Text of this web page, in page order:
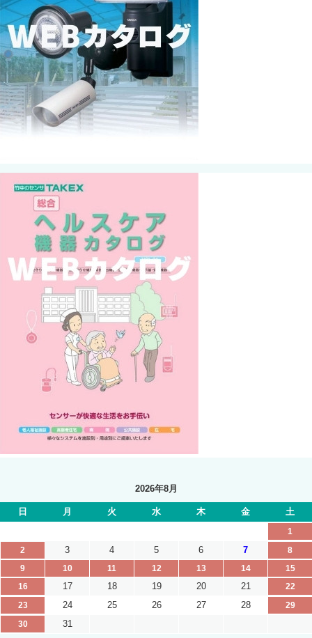
2026年8月
日 月 火 水 木 金 土
1
2
3 4 5 6 7
8
9
10 11 12 13 14
15
16
17 18 19 20 21
22
23
24 25 26 27 28
29
30
31